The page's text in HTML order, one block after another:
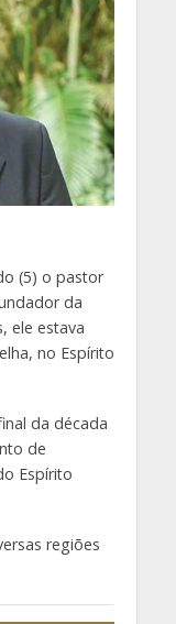
(5) o pastor
da
ele estava
no Espírito
da década
de
Espírito
regiões